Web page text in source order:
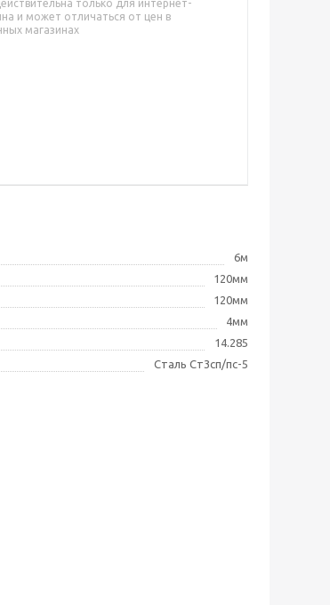
только для интернет-
и может отличаться от цен в
магазинах
6м
120мм
120мм
4мм
14.285
Сталь Ст3сп/пс-5